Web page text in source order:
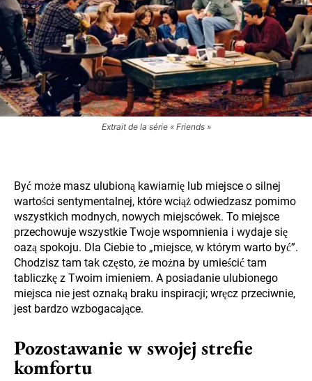
Extrait de la série « Friends »
Być może masz ulubioną kawiarnię lub miejsce o silnej
wartości sentymentalnej, które wciąż odwiedzasz pomimo
wszystkich modnych, nowych miejscówek. To miejsce
przechowuje wszystkie Twoje wspomnienia i wydaje się
oazą spokoju. Dla Ciebie to „miejsce, w którym warto być”.
Chodzisz tam tak często, że można by umieścić tam
tabliczkę z Twoim imieniem. A posiadanie ulubionego
miejsca nie jest oznaką braku inspiracji; wręcz przeciwnie,
jest bardzo wzbogacające.
Pozostawanie w swojej strefie
komfortu